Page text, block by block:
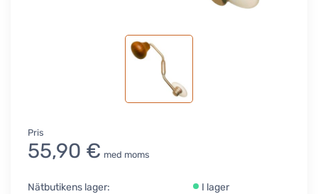
Pris
55,90 € med moms
Nätbutikens lager:
I lager